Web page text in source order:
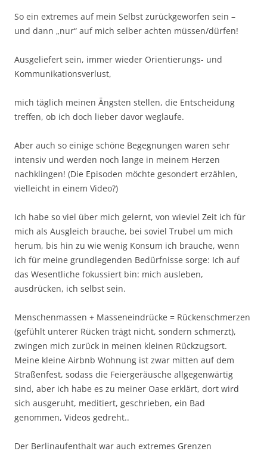
So ein extremes auf mein Selbst zurückgeworfen sein –
und dann „nur“ auf mich selber achten müssen/dürfen!
Ausgeliefert sein, immer wieder Orientierungs- und
Kommunikationsverlust,
mich täglich meinen Ängsten stellen, die Entscheidung
treffen, ob ich doch lieber davor weglaufe.
Aber auch so einige schöne Begegnungen waren sehr
intensiv und werden noch lange in meinem Herzen
nachklingen! (Die Episoden möchte gesondert erzählen,
vielleicht in einem Video?)
Ich habe so viel über mich gelernt, von wieviel Zeit ich für
mich als Ausgleich brauche, bei soviel Trubel um mich
herum, bis hin zu wie wenig Konsum ich brauche, wenn
ich für meine grundlegenden Bedürfnisse sorge: Ich auf
das Wesentliche fokussiert bin: mich ausleben,
ausdrücken, ich selbst sein.
Menschenmassen + Masseneindrücke = Rückenschmerzen
(gefühlt unterer Rücken trägt nicht, sondern schmerzt),
zwingen mich zurück in meinen kleinen Rückzugsort.
Meine kleine Airbnb Wohnung ist zwar mitten auf dem
Straßenfest, sodass die Feiergeräusche allgegenwärtig
sind, aber ich habe es zu meiner Oase erklärt, dort wird
sich ausgeruht, meditiert, geschrieben, ein Bad
genommen, Videos gedreht..
Der Berlinaufenthalt war auch extremes Grenzen